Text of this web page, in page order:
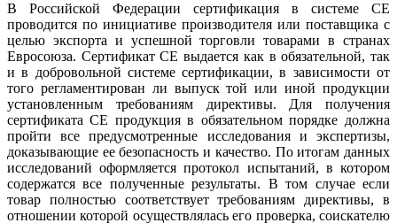
В Российской Федерации сертификация в системе СЕ
проводится по инициативе производителя или поставщика с
целью экспорта и успешной торговли товарами в странах
Евросоюза. Сертификат СЕ выдается как в обязательной, так
и в добровольной системе сертификации, в зависимости от
того регламентирован ли выпуск той или иной продукции
установленным требованиям директивы. Для получения
сертификата СЕ продукция в обязательном порядке должна
пройти все предусмотренные исследования и экспертизы,
доказывающие ее безопасность и качество. По итогам данных
исследований оформляется протокол испытаний, в котором
содержатся все полученные результаты. В том случае если
товар полностью соответствует требованиям директивы, в
отношении которой осуществлялась его проверка, соискателю